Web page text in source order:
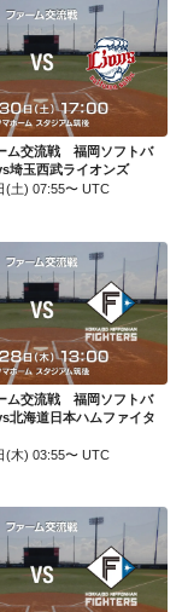
5月30日 ファーム交流戦 福岡ソフトバンクホークスvs埼玉西武ライオンズ
ム交流戦 福岡ソフトバ
埼玉西武ライオンズ
(土) 07:55〜 UTC
5月28日 ファーム交流戦 福岡ソフトバンクホークスvs北海道日本ハムファイターズ
ム交流戦 福岡ソフトバ
北海道日本ハムファイタ
(木) 03:55〜 UTC
5月26日 ファーム交流戦 福岡ソフトバンクホークスvs北海道日本ハムファイターズ